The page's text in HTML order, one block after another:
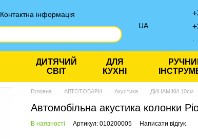
Контактна інформація
UA
ДИТЯЧИЙ
СВІТ
ДЛЯ
КУХНІ
Головна АВТОТОВАРИ Акустика ДИНАМІКИ 10см
Автомобільна акустика колонки
В наявності Артикул: 010200005 Написати відгук